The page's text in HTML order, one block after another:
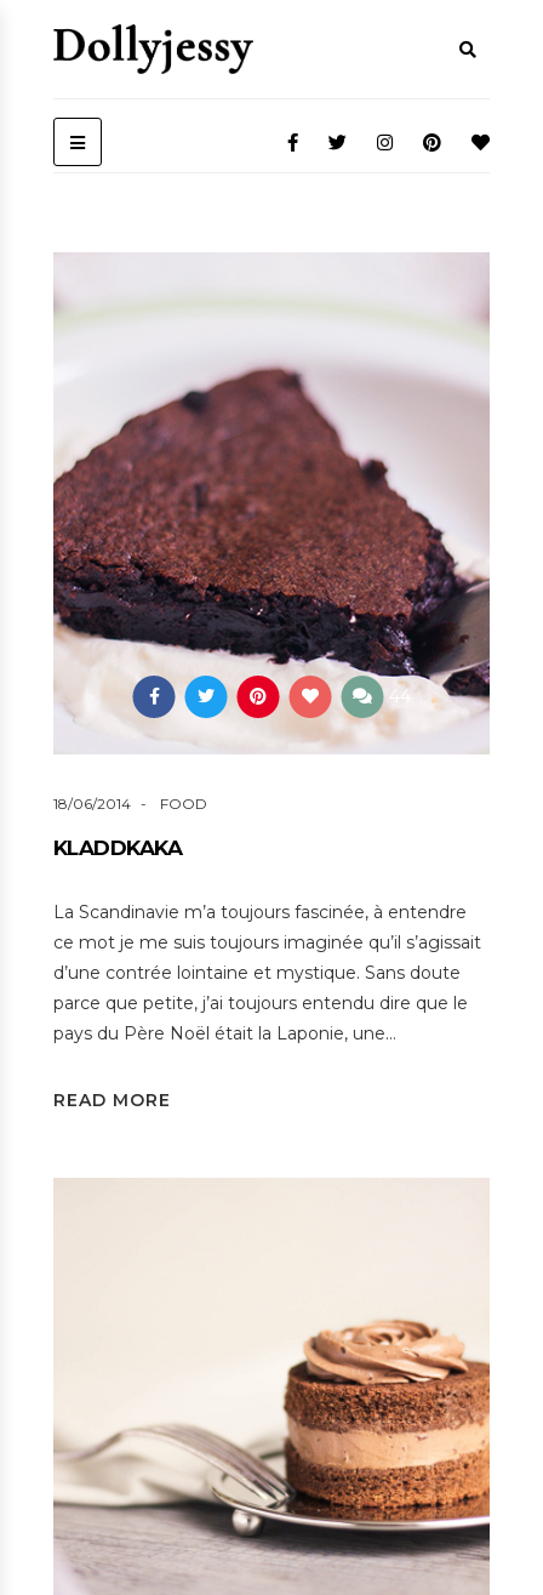
44
18/06/2014 FOOD
KLADDKAKA
La Scandinavie m’a toujours fascinée, à entendre
ce mot je me suis toujours imaginée qu’il s’agissait
d’une contrée lointaine et mystique. Sans doute
parce que petite, j’ai toujours entendu dire que le
pays du Père Noël était la Laponie, une…
READ MORE